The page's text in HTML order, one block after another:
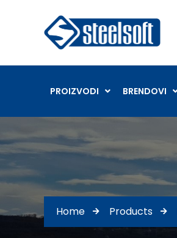
PROIZVODI BRENDOVI
Home Products